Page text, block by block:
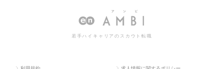
の求人情報
若手ハイキャリアのスカウト転職